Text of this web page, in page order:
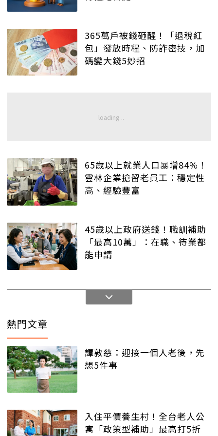
365萬戶被錢砸醒！「退稅紅
包」發放時程、防詐密技，加
碼變大錢5妙招
65歲以上就業人口暴增84%！
雲林企業搶留老員工：穩定性
高、經驗豐富
45歲以上政府送錢！職訓補助
「最高10萬」：在職、待業都
能申請
熱門文章
譚敦慈：迎接一個人老後，先
想5件事
入住平價養生村！全台老人公
寓「政策型補助」最高打5折